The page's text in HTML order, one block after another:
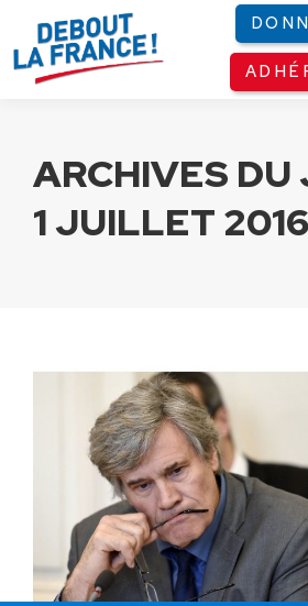
ARCHIVES DU
1 JUILLET 2016
Panneau de gestion des cookies